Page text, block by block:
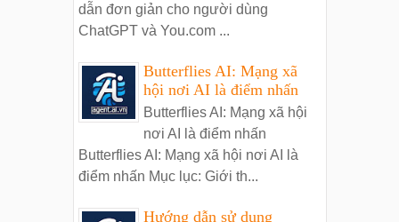
dẫn đơn giản cho người dùng
ChatGPT và You.com ...
Butterflies AI: Mạng xã
hội nơi AI là điểm nhấn
Butterflies AI: Mạng xã hội
nơi AI là điểm nhấn
Butterflies AI: Mạng xã hội nơi AI là
điểm nhấn Mục lục: Giới th...
Hướng dẫn sử dụng